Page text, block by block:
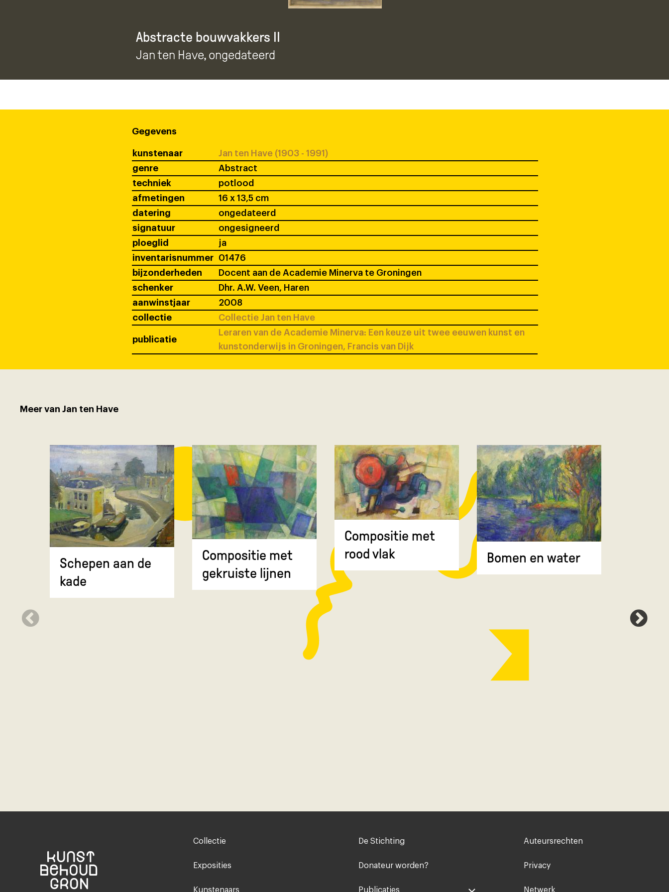
Abstracte bouwvakkers II
Jan ten Have, ongedateerd
Gegevens
kunstenaar
Jan ten Have (1903 - 1991)
genre
Abstract
techniek
potlood
afmetingen
16 x 13,5 cm
datering
ongedateerd
signatuur
ongesigneerd
ploeglid
ja
inventarisnummer
01476
bijzonderheden
Docent aan de Academie Minerva te Groningen
schenker
Dhr. A.W. Veen, Haren
aanwinstjaar
2008
collectie
Collectie Jan ten Have
publicatie
Leraren van de Academie Minerva: Een keuze uit twee eeuwen kunst en
kunstonderwijs in Groningen, Francis van Dijk
Meer van Jan ten Have
Schepen aan de
kade
Compositie met
gekruiste lijnen
Compositie met
rood vlak
Bomen en water
Footer-
Collectie
Exposities
Kunstenaars
Voet
De Stichting
Donateur worden?
Publicaties
Voet
Auteursrechten
Privacy
Netwerk